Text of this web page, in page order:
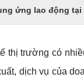
ứng lao động tại
thị trường có
dịch vụ của